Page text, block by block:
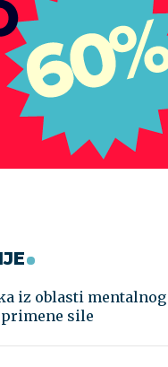
iz oblasti
sile